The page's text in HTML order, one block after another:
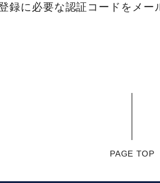
録に必要な認証コードをメー
PAGE TOP